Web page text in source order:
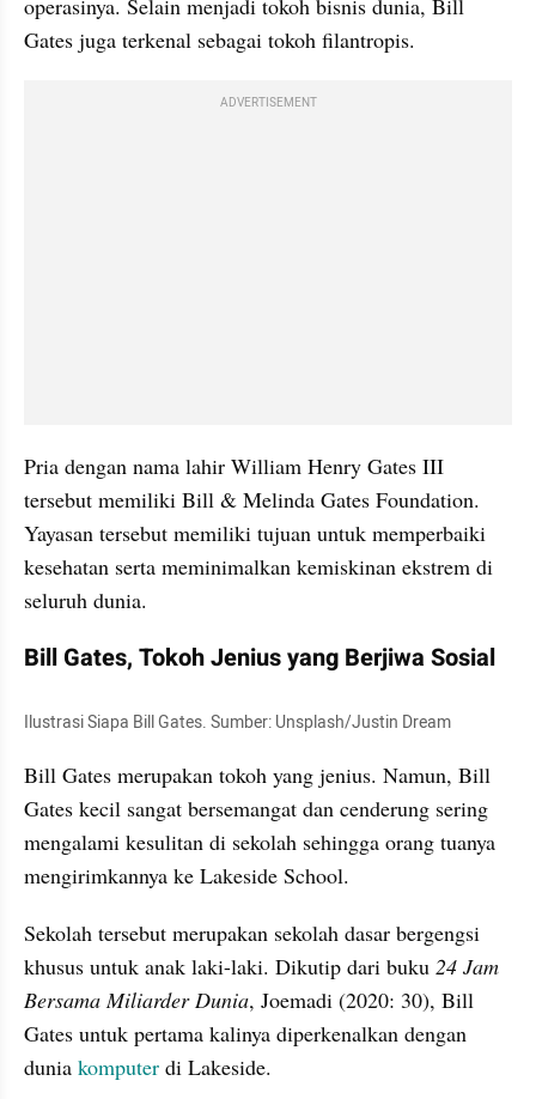
operasinya. Selain menjadi tokoh bisnis dunia, Bill
Gates juga terkenal sebagai tokoh filantropis.
ADVERTISEMENT
Pria dengan nama lahir William Henry Gates III
tersebut memiliki Bill & Melinda Gates Foundation.
Yayasan tersebut memiliki tujuan untuk memperbaiki
kesehatan serta meminimalkan kemiskinan ekstrem di
seluruh dunia.
Bill Gates, Tokoh Jenius yang Berjiwa Sosial
Ilustrasi Siapa Bill Gates. Sumber: Unsplash/Justin Dream
Bill Gates merupakan tokoh yang jenius. Namun, Bill
Gates kecil sangat bersemangat dan cenderung sering
mengalami kesulitan di sekolah sehingga orang tuanya
mengirimkannya ke Lakeside School.
Sekolah tersebut merupakan sekolah dasar bergengsi
khusus untuk anak laki-laki. Dikutip dari buku 24 Jam
Bersama Miliarder Dunia, Joemadi (2020: 30), Bill
Gates untuk pertama kalinya diperkenalkan dengan
dunia komputer di Lakeside.